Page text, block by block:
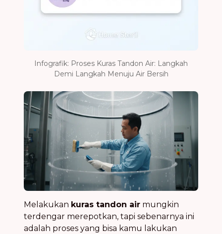
Infografik: Proses Kuras Tandon Air: Langkah
Demi Langkah Menuju Air Bersih
Melakukan kuras tandon air mungkin
terdengar merepotkan, tapi sebenarnya ini
adalah proses yang bisa kamu lakukan